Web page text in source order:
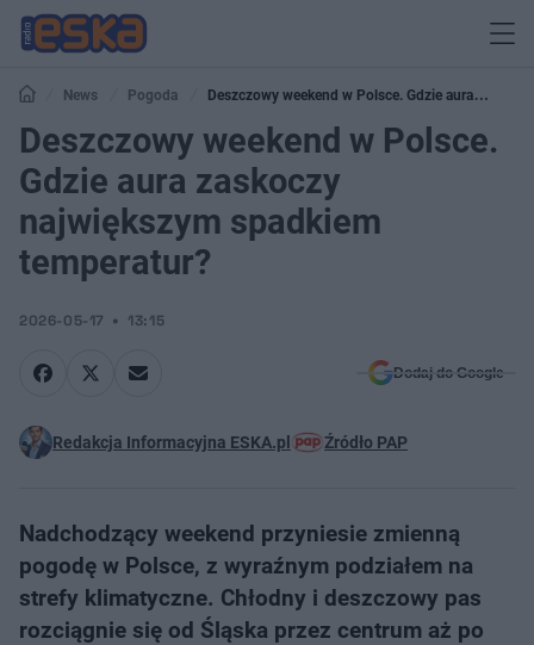
News Pogoda
Deszczowy weekend w Polsce. Gdzie aura
zaskoczy największym spadkiem temperatur?
Deszczowy weekend w Polsce.
Gdzie aura zaskoczy
największym spadkiem
temperatur?
2026-05-17 13:15
Dodaj do Google
Redakcja Informacyjna ESKA.pl Źródło PAP
Nadchodzący weekend przyniesie zmienną
pogodę w Polsce, z wyraźnym podziałem na
strefy klimatyczne. Chłodny i deszczowy pas
rozciągnie się od Śląska przez centrum aż po